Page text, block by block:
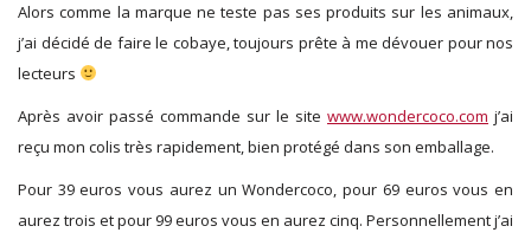
Alors comme la marque ne teste pas ses produits sur les animaux,
j’ai décidé de faire le cobaye, toujours prête à me dévouer pour nos
lecteurs
Après avoir passé commande sur le site www.wondercoco.com j’ai
reçu mon colis très rapidement, bien protégé dans son emballage.
Pour 39 euros vous aurez un Wondercoco, pour 69 euros vous en
aurez trois et pour 99 euros vous en aurez cinq. Personnellement j’ai